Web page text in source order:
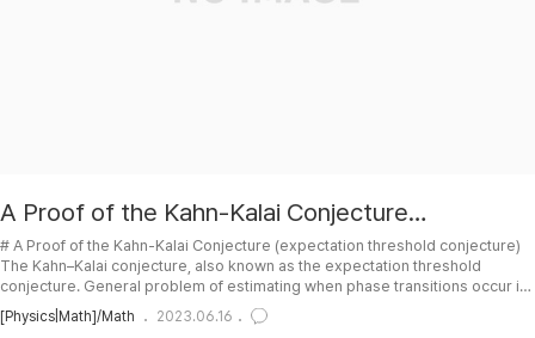
A Proof of the Kahn-Kalai Conjecture
(expectation threshold conjecture)
# A Proof of the Kahn-Kalai Conjecture (expectation threshold conjecture)
The Kahn–Kalai conjecture, also known as the expectation threshold
conjecture. General problem of estimating when phase transitions occur in
systems. (상변이를 일으키는 threshold 를 추측하는 방법에 관한 문제.) 써먹을데가 있
을거 같기도 해서 공부해볼겸 링크/파일들 정리. ## TOC ## 이산수학계 난제 칸-칼라이
[Physics|Math]/Math 2023.06.16